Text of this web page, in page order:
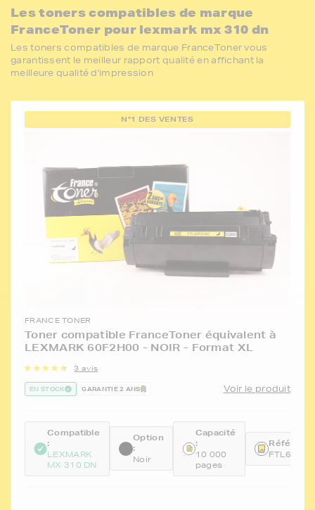
Les toners compatibles de marque
FranceToner pour lexmark mx 310 dn
Les toners compatibles de marque FranceToner vous
garantissent le meilleur rapport qualité en affichant la
meilleure qualité d'impression
N°1 DES VENTES
FRANCE TONER
Toner compatible FranceToner équivalent à
LEXMARK 60F2H00 - NOIR - Format XL
3 avis
EN STOCK GARANTIE 2 ANS Voir le produit
Compatible
:
LEXMARK
MX 310 DN
Option
:
Noir
Capacité
:
10 000
pages